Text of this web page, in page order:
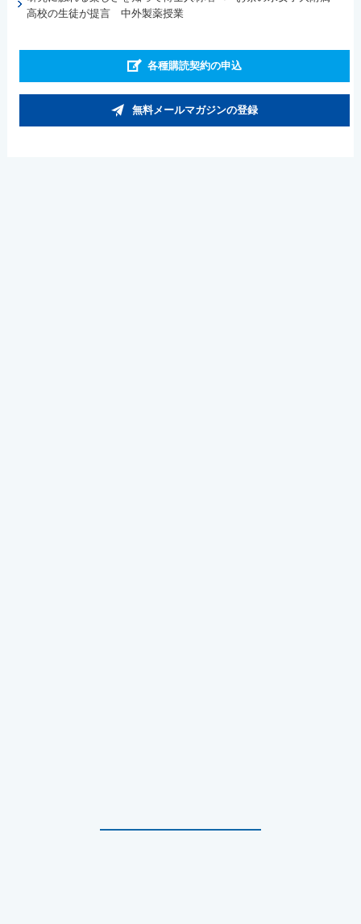
高校の生徒が提言 中外製薬授業
各種購読契約の申込
無料メールマガジンの登録